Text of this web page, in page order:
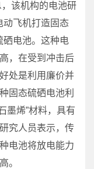
该机构的电池研
动飞机打造固态
硒电池。这种电
，在受到冲击后
处是利用廉价并
固态硫硒电池利
墨烯”材料，具有
究人员表示，传
电池将放电能力
。